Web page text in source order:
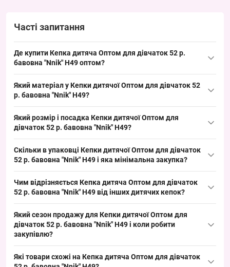
Часті запитання
Де купити Кепка дитяча Оптом для дівчаток 52 р.
бавовна "Nnik" H49 оптом?
H49 можна оптом з Одеси 7КМ; це ходовий літній розмір, який
асортименту літніх викладок.
Який матеріал у Кепки дитячої Оптом для дівчаток 52
р. бавовна "Nnik" H49?
для дитячих кепок у літній категорії, забезпечує легкість і
через стабільний попит.
Який розмір і посадка Кепки дитячої Оптом для
дівчаток 52 р. бавовна "Nnik" H49?
розмір. Така посадка закриває сегмент 4–7 років у дитячих
дитячий розмір на літній сезон.
Скільки в упаковці Кепки дитячої Оптом для дівчаток
52 р. бавовна "Nnik" H49 і яка мінімальна закупка?
упаковка; замовляючи упаковкою, ви отримуєте оптову ціну від
точці.
Чим відрізняється Кепка дитяча Оптом для дівчаток
52 р. бавовна "Nnik" H49 від інших дитячих кепок?
яскравим кольоровим асорті, орієнтованим на літній сезон;
альтернативи можуть бути з поліестеру або інших фасонів
додає бюджетний літній сегмент до викладки і закриває
базовий попит на дитячі головні убори.
Який сезон продажу для Кепки дитячої Оптом для
дівчаток 52 р. бавовна "Nnik" H49 і коли робити
закупівлю?
Рекомендуємо робити закупівлю за 4–6 тижнів до піку сезону,
Які товари схожі на Кепка дитяча Оптом для дівчаток